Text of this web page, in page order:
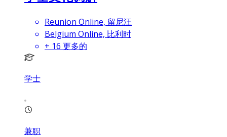
Reunion Online, 留尼汪
Belgium Online, 比利时
+ 16 更多的
学士
兼职